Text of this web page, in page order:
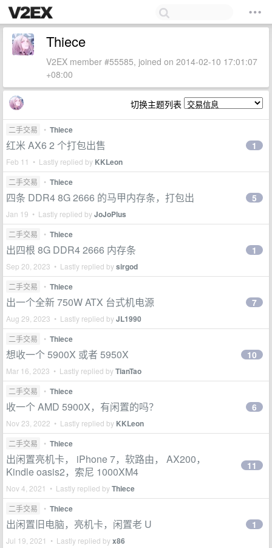
Thiece
V2EX member #55585, joined on 2014-02-10 17:01:07
+08:00
切换主题列表
二手交易 • Thiece
红米 AX6 2 个打包出售
Feb 11 • Lastly replied by KKLeon
1
二手交易 • Thiece
四条 DDR4 8G 2666 的马甲内存条，打包出
Jan 19 • Lastly replied byJoJoPlus
5
二手交易 • Thiece
出四根 8G DDR4 2666 内存条
Sep 20, 2023 • Lastly replied bysirgod
1
二手交易 • Thiece
出一个全新 750W ATX 台式机电源
Aug 29, 2023 • Lastly replied byJL1990
7
二手交易 • Thiece
想收一个 5900X 或者 5950X
Mar 16, 2023 • Lastly replied byTianTao
10
二手交易 • Thiece
收一个 AMD 5900X，有闲置的吗？
Nov 23, 2022 • Lastly replied by KKLeon
6
二手交易 • Thiece
出闲置亮机卡， iPhone 7，软路由， AX200，
Kindle oasis2，索尼 1000XM4
Nov 4, 2021 • Lastly replied byThiece
11
二手交易 • Thiece
出闲置旧电脑，亮机卡，闲置老 U
Jul 19, 2021 • Lastly replied byx86
1